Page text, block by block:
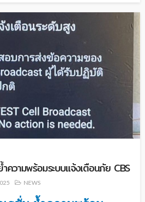
ความพร้อมระบบแจ้งเตือนภัย CBS
NEWS